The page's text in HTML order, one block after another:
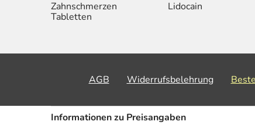
Zahnschmerzen
Tabletten
Lidocain
AGB Widerrufsbelehrung
Informationen zu Preisangaben